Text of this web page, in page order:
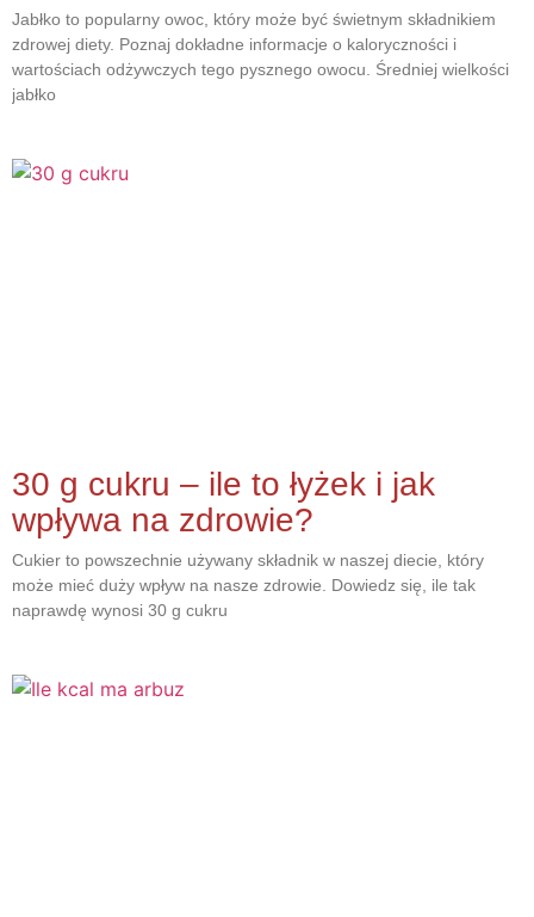
Jabłko to popularny owoc, który może być świetnym składnikiem
zdrowej diety. Poznaj dokładne informacje o kaloryczności i
wartościach odżywczych tego pysznego owocu. Średniej wielkości
jabłko
30 g cukru – ile to łyżek i jak
wpływa na zdrowie?
Cukier to powszechnie używany składnik w naszej diecie, który
może mieć duży wpływ na nasze zdrowie. Dowiedz się, ile tak
naprawdę wynosi 30 g cukru